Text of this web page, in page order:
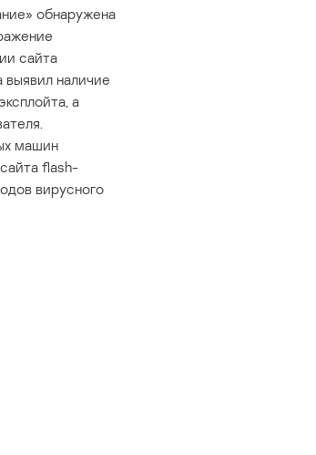
обнаружена
сайта
выявил наличие
а
машин
flash-
вирусного